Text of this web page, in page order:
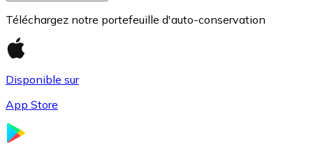
Téléchargez notre portefeuille d'auto-conservation
Disponible sur
App Store